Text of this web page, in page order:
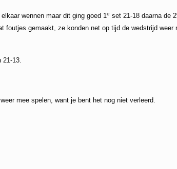
wennen maar dit ging goed 1e set 21-18 daarna de 2
foutjes gemaakt, ze konden net op tijd de wedstrijd weer
21-13.
mee spelen, want je bent het nog niet verleerd.